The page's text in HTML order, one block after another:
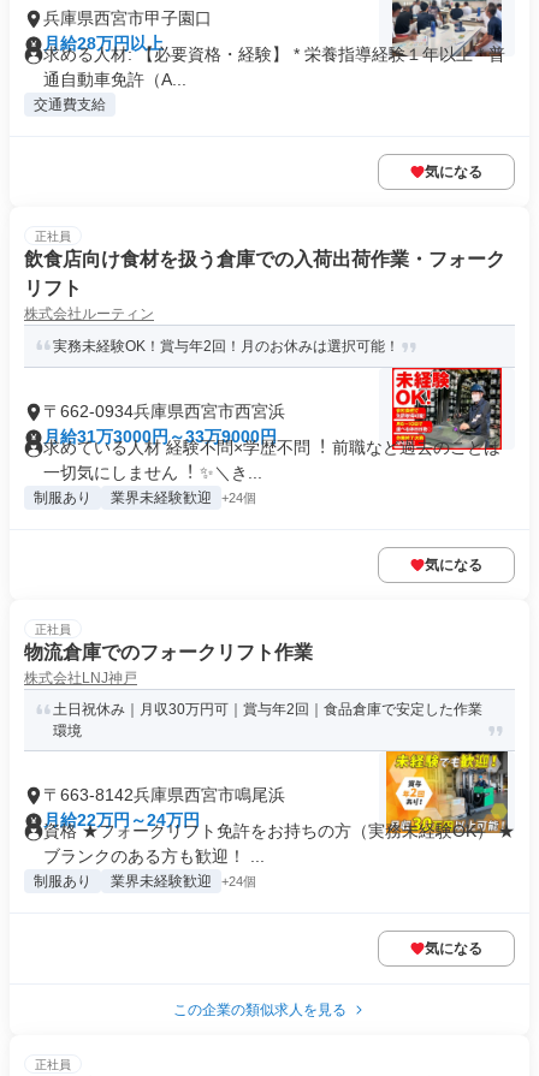
兵庫県西宮市甲子園口
月給28万円以上
求める人材: 【必要資格・経験】 * 栄養指導経験１年以上 * 普
通自動車免許（A...
交通費支給
気になる
正社員
飲食店向け食材を扱う倉庫での入荷出荷作業・フォーク
リフト
株式会社ルーティン
実務未経験OK！賞与年2回！月のお休みは選択可能！
〒662-0934兵庫県西宮市西宮浜
月給31万3000円～33万9000円
求めている人材 経験不問×学歴不問︕ 前職など過去のことは
⼀切気にしません︕ ✨＼き...
制服あり 業界未経験歓迎 +24個
気になる
正社員
物流倉庫でのフォークリフト作業
株式会社LNJ神戸
土日祝休み｜月収30万円可｜賞与年2回｜食品倉庫で安定した作業
環境
〒663-8142兵庫県西宮市鳴尾浜
月給22万円～24万円
資格 ★フォークリフト免許をお持ちの方（実務未経験OK） ★
ブランクのある方も歓迎！ ...
制服あり 業界未経験歓迎 +24個
気になる
この企業の類似求人を見る
正社員